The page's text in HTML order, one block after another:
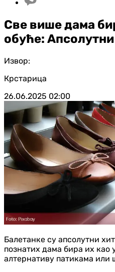
Све више дама
обуће: Апсолутни
Извор:
Крстарица
26.06.2025 02:00
Балетанке су апсолутни
познатих дама бира их као
алтернативу патикама или